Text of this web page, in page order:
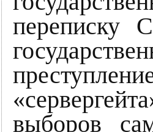
переписку
выборов